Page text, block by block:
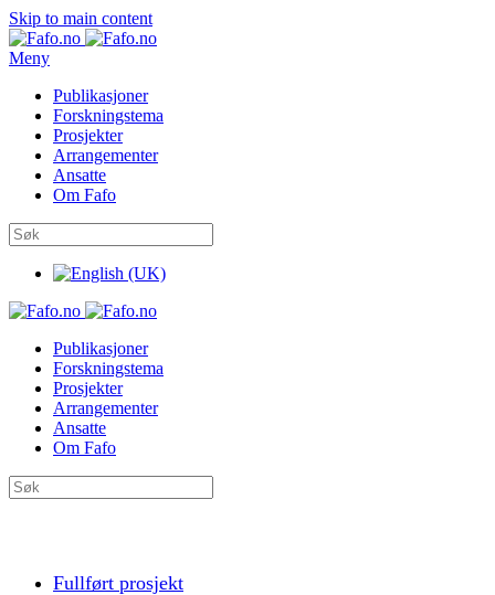
Skip to main content
Meny
Publikasjoner
Forskningstema
Prosjekter
Arrangementer
Ansatte
Om Fafo
Publikasjoner
Forskningstema
Prosjekter
Arrangementer
Ansatte
Om Fafo
Fullført prosjekt